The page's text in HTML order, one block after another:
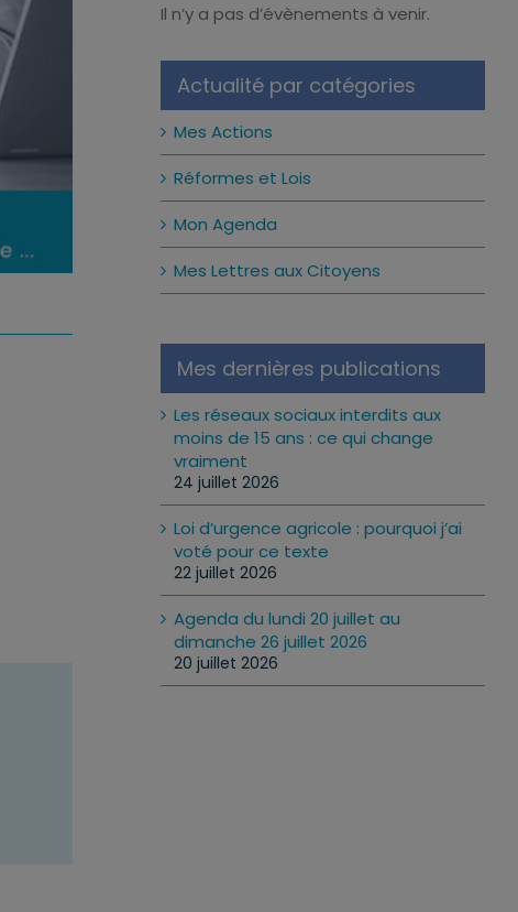
Notice
Il n’y a pas d’évènements à venir.
Actualité par catégories
Mes Actions
Réformes et Lois
Mon Agenda
Mes Lettres aux Citoyens
Mes dernières publications
Les réseaux sociaux interdits aux
moins de 15 ans : ce qui change
vraiment
24 juillet 2026
Loi d’urgence agricole : pourquoi j’ai
voté pour ce texte
22 juillet 2026
Agenda du lundi 20 juillet au
dimanche 26 juillet 2026
20 juillet 2026